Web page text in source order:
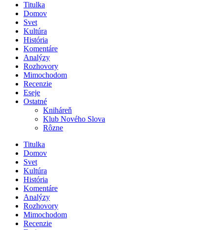
Titulka
Domov
Svet
Kultúra
História
Komentáre
Analýzy
Rozhovory
Mimochodom
Recenzie
Eseje
Ostatné
Kniháreň
Klub Nového Slova
Rôzne
Titulka
Domov
Svet
Kultúra
História
Komentáre
Analýzy
Rozhovory
Mimochodom
Recenzie